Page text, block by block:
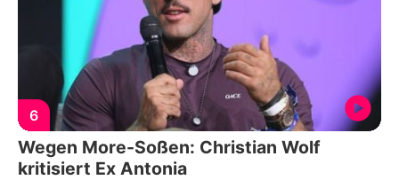
6
Wegen More-Soßen: Christian Wolf
kritisiert Ex Antonia